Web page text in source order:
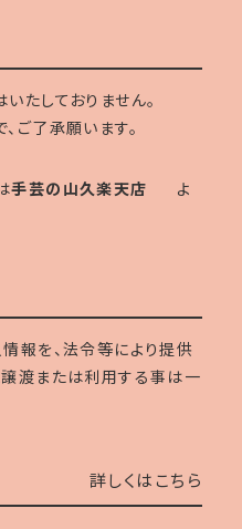
たしておりません。
ご了承願います。
手芸の山久楽天店
よ
報を、法令等により提供
渡または利用する事は一
詳しくはこちら